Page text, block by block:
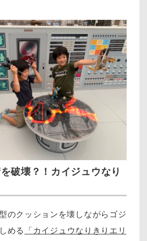
壊？！カイジュウなり
のクッションを壊しながらゴジ
める
「カイジュウなりきりエリ